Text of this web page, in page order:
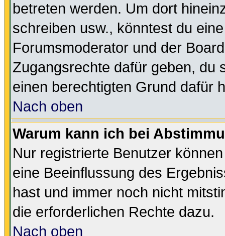
betreten werden. Um dort
schreiben usw., könntest du
Forumsmoderator und der
Zugangsrechte dafür geben, du
einen berechtigten Grund dafür
Nach oben
Warum kann ich bei
Nur registrierte Benutzer
eine Beeinflussung des
hast und immer noch nicht
die erforderlichen Rechte dazu.
Nach oben